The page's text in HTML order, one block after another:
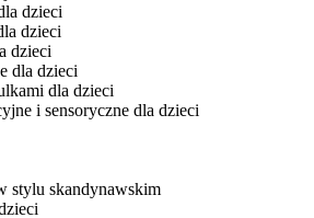
dzieci
dzieci
dzieci
dla dzieci
dla dzieci
i sensoryczne dla dzieci
stylu skandynawskim